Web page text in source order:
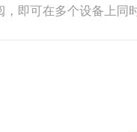
即可在多个设备上同